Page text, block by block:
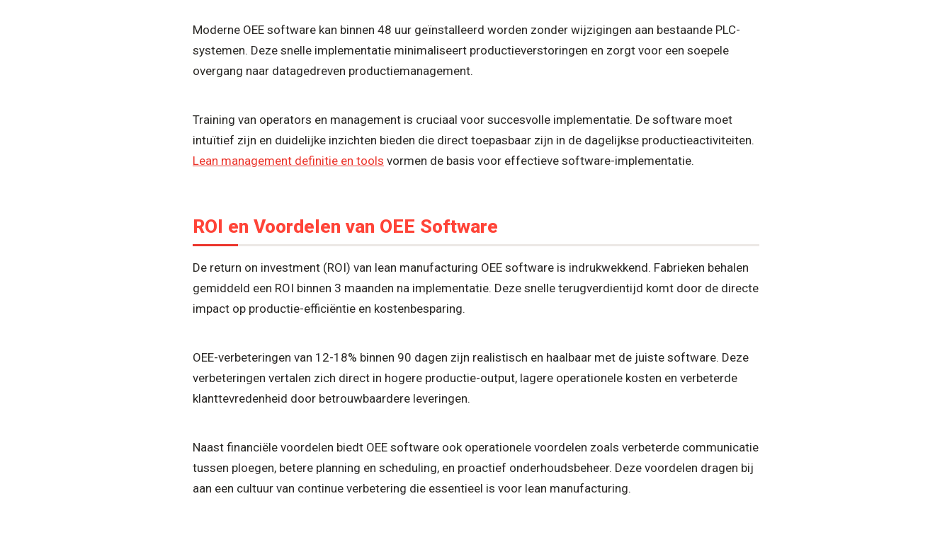
Moderne OEE software kan binnen 48 uur geïnstalleerd worden zonder wijzigingen aan bestaande PLC-
systemen. Deze snelle implementatie minimaliseert productieverstoringen en zorgt voor een soepele
overgang naar datagedreven productiemanagement.
Training van operators en management is cruciaal voor succesvolle implementatie. De software moet
intuïtief zijn en duidelijke inzichten bieden die direct toepasbaar zijn in de dagelijkse productieactiviteiten.
Lean management definitie en tools vormen de basis voor effectieve software-implementatie.
ROI en Voordelen van OEE Software
De return on investment (ROI) van lean manufacturing OEE software is indrukwekkend. Fabrieken behalen
gemiddeld een ROI binnen 3 maanden na implementatie. Deze snelle terugverdientijd komt door de directe
impact op productie-efficiëntie en kostenbesparing.
OEE-verbeteringen van 12-18% binnen 90 dagen zijn realistisch en haalbaar met de juiste software. Deze
verbeteringen vertalen zich direct in hogere productie-output, lagere operationele kosten en verbeterde
klanttevredenheid door betrouwbaardere leveringen.
Naast financiële voordelen biedt OEE software ook operationele voordelen zoals verbeterde communicatie
tussen ploegen, betere planning en scheduling, en proactief onderhoudsbeheer. Deze voordelen dragen bij
aan een cultuur van continue verbetering die essentieel is voor lean manufacturing.